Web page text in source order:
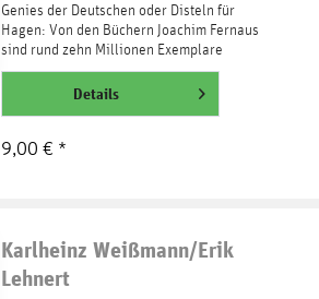
Genies der Deutschen oder Disteln für
Hagen: Von den Büchern Joachim Fernaus
sind rund zehn Millionen Exemplare
verkauft worden. Das...
weiterlesenDetails
9,00 € *
Karlheinz Weißmann/Erik
Lehnert